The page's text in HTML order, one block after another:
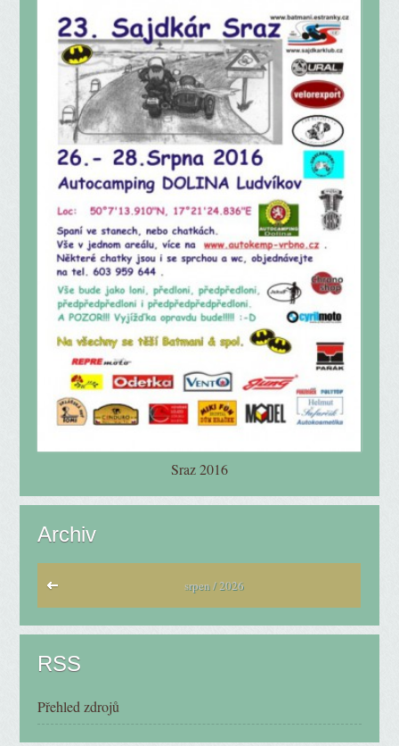
Sraz 2016
Archiv
srpen / 2026
RSS
Přehled zdrojů